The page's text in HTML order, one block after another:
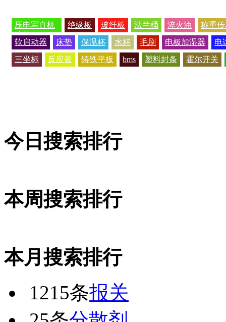
压电写真机
喷头
绝缘板 玻纤板 法兰桶 淬火油
称重
软启动器
床垫 保温杯 水杯 毛刷 电极加湿器
电
三坐标
反应釜 铸铁平板 bms 塑料封条 霍尔开关
今日搜索排行
本周搜索排行
本月搜索排行
1215条报关